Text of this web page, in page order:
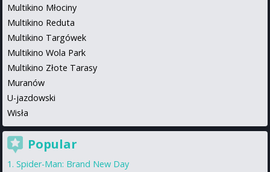
Multikino Młociny
Multikino Reduta
Multikino Targówek
Multikino Wola Park
Multikino Złote Tarasy
Muranów
U-jazdowski
Wisła
Popular
Spider-Man: Brand New Day